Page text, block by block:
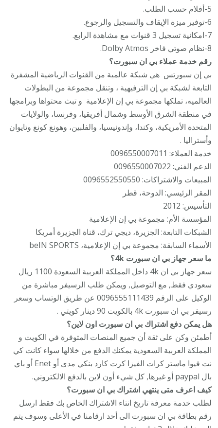
5-أفلام حسب الطلب.
6-توفير ميزة الإيقاف والتسجيل والرجوع.
7-امكانية تسجيل 3 قنوات مع مشاهدة الرابع.
8-نظام صوتي فاخر Dolby Atmos.
رقم خدمة عملاء بي ان سبورت؟
بي إن سبورتس ‏ هي شبكة عالمية من القنوات الرياضية المشفرة
التابعة لشبكة بي إن الترفيهية ‏، وتنقل مجموعة من البطولات
العالميه، تملكها مجموعة بي إن الإعلامية ‏ و تبث محتواها وبرامجها
في منطقة الشرق الأوسط وشمال أفريقيا، وفرنسا، والولايات
المتحدة الأمريكية، وكندا، وإندونيسيا، والفلبين، وهونغ كونغ وتايوان
وأستراليا .
خدمة العملاء: 0096550007011
الدعم الفني: 0096550007022
المبيعات والاشتراكات: 0096552550550
المقر الرئيسي: الدوحة، قطر
التأسيس: 2012
المؤسسة الأم: مجموعة بي إن الإعلامية
الشبكات التابعة: الجزيرة، ديجي ترك، قناة الجزيرة أمريكا
الأسماء السابقة: مجموعة بي إن الإعلامية، beIN SPORTS
ما سعر جهاز بي ان سبورت 4k؟
سعر جهاز بي ان 4k داخل المملكة العربية السعودة 1100 ريال
سعودي فقط, مع التوصيل, ويمكن طلب الرسيفر مباشرة من
الوكيل على الرقم 0096555111439 عن طريق الوتساب وسعر
رسيفر بي ان سبورت 4k بالكويت 90 دينار كويتي .
هل يمكن دفع اشتراك بي ان سبورت اون لاين؟
أطمئن وكن على ثقة أن جميع المنصات المتوفرة في الكويت و
المملكة العربية السعودية يمكنك الدفع من خلالها سواء كانت كي
نت فيوا ماستر كرات الفيزا كرت كارد بنكي مدى أو Enet أو باي
بال paypal أو غيرها, كل شيء أون لاين بالدفع الالكتروني.
كيف اعرف متى ينتهي اشتراك بي ان سبورت؟
لطلب خدمة معرفة تاريخ انتاء الاشتراك الخاص بك فقط ارسل
رقم بطاقة بي ان سبورت الى أحد ارقامنا في الأعلى وسوف يتم